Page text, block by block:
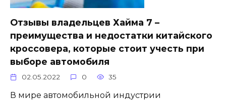
Отзывы владельцев Хайма 7 –
преимущества и недостатки китайского
кроссовера, которые стоит учесть при
выборе автомобиля
02.05.2022 0 35
В мире автомобильной индустрии